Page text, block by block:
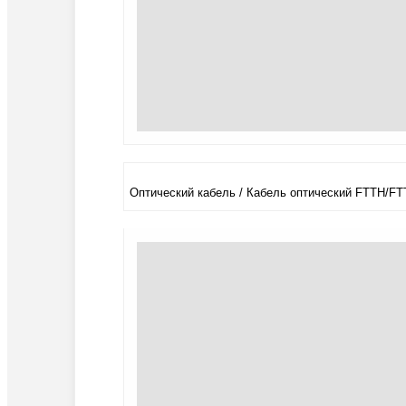
Оптический кабель / Кабель оптический FTTH/